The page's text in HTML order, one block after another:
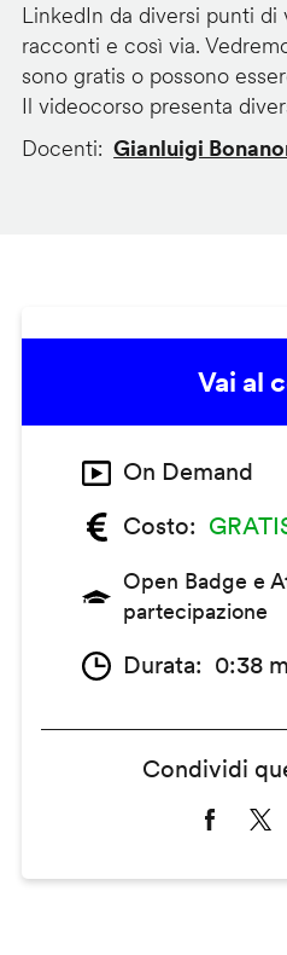
LinkedIn da diversi punti
racconti e così via.
sono gratis o possono
Il videocorso presenta
Docenti
Gianluigi
Vai al
On Demand
Costo
Open Badge e
partecipazione
Durata 0:38
Condividi